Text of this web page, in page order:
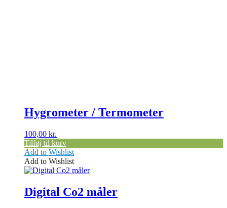
Hygrometer / Termometer
100,00 kr.
Tilføj til kurv
Add to Wishlist
Add to Wishlist
Digital Co2 måler